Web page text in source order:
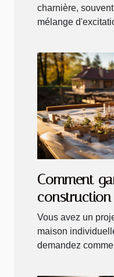
charnière,
mélange
Comment
individuelle
Vous avez un
maison
demandez